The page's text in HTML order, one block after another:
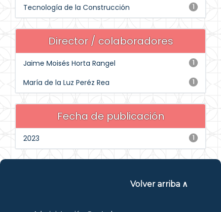
1
Tecnología de la Construcción
Director / colaboradores
1
Jaime Moisés Horta Rangel
1
María de la Luz Peréz Rea
Fecha de publicación
1
2023
Volver arriba ∧